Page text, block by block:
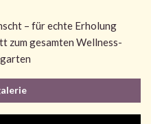
– für echte Erholung
zum gesamten Wellness-